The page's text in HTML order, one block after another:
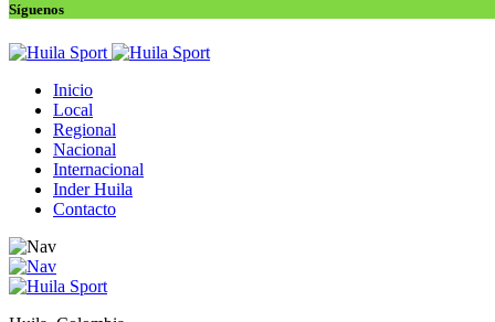
Síguenos
Inicio
Local
Regional
Nacional
Internacional
Inder Huila
Contacto